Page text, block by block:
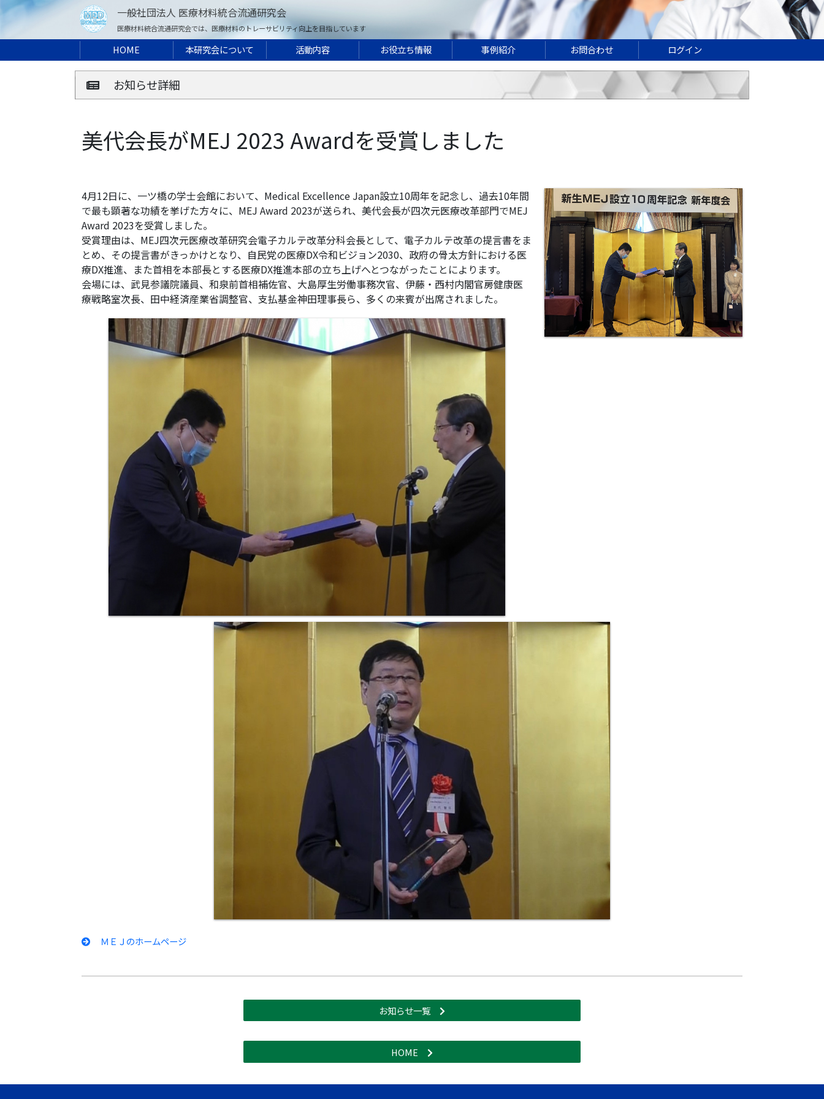
一般社団法人 医療材料統合流通研究会
医療材料統合流通研究会では、医療材料のトレーサビリティ向上を目指しています
HOME 本研究会について 活動内容 お役立ち情報 事例紹介 お問合わせ ログイン
お知らせ詳細
美代会長がMEJ 2023 Awardを受賞しました
4月12日に、一ツ橋の学士会館において、Medical Excellence Japan設立10周年を記念し、過去10年間
で最も顕著な功績を挙げた方々に、MEJ Award 2023が送られ、美代会長が四次元医療改革部門でMEJ
Award 2023を受賞しました。
受賞理由は、MEJ四次元医療改革研究会電子カルテ改革分科会長として、電子カルテ改革の提言書をま
とめ、その提言書がきっかけとなり、自民党の医療DX令和ビジョン2030、政府の骨太方針における医
療DX推進、また首相を本部長とする医療DX推進本部の立ち上げへとつながったことによります。
会場には、武見参議院議員、和泉前首相補佐官、大島厚生労働事務次官、伊藤・西村内閣官房健康医
療戦略室次長、田中経済産業省調整官、支払基金神田理事長ら、多くの来賓が出席されました。
ＭＥＪのホームページ
お知らせ一覧
HOME